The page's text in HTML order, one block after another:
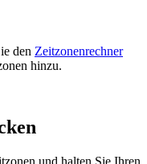
den Zeitzonenrechner
hinzu.
und halten Sie Ihren